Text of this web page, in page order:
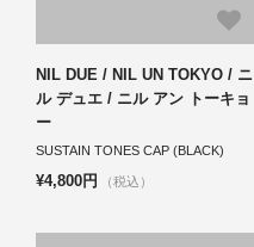
NIL DUE / NIL UN TOKYO / ニ
ル デュエ / ニル アン トーキョ
ー
SUSTAIN TONES CAP (BLACK)
¥4,800円 （税込）